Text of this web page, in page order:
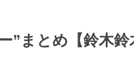
”まとめ【鈴木鈴